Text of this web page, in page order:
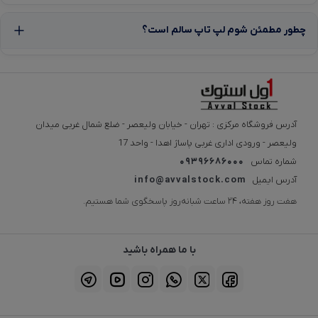
شوید:
لپ تاپ استوک Lenovo
مزایای خرید لپ تاپ استوک از اول
استوک
تست کامل سخت افزاری قبل از فروش
مهلت تست 7 روزه + گارانتی واقعی
قیمت بسیار کمتر از مدل های آکبند
چرا لپ تاپ استوک انتخاب اقتصادی سال
چطور مطمئن شوم لپ تاپ سالم است؟
آدرس فروشگاه مرکزی : تهران - خیابان ولیعصر - ضلع شمال غربی میدان
ولیعصر - ورودی اداری غربی پاساژ اهدا - واحد 17
شماره تماس
09396686000
آدرس ایمیل
info@avvalstock.com
هفت روز هفته، ۲۴ ساعت شبانه‌روز پاسخگوی شما هستیم.
با ما همراه باشید